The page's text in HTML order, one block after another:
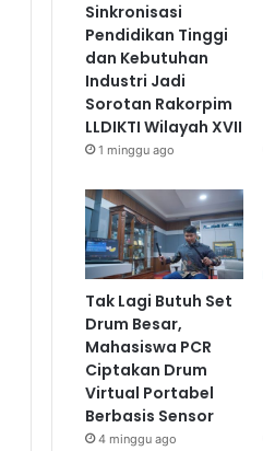
Sinkronisasi
Pendidikan Tinggi
dan Kebutuhan
Industri Jadi
Sorotan Rakorpim
LLDIKTI Wilayah XVII
1 minggu ago
Tak Lagi Butuh Set
Drum Besar,
Mahasiswa PCR
Ciptakan Drum
Virtual Portabel
Berbasis Sensor
4 minggu ago